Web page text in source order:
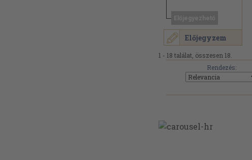
Előjegyzem
1 - 18 találat, összesen 18.
Rendezés: